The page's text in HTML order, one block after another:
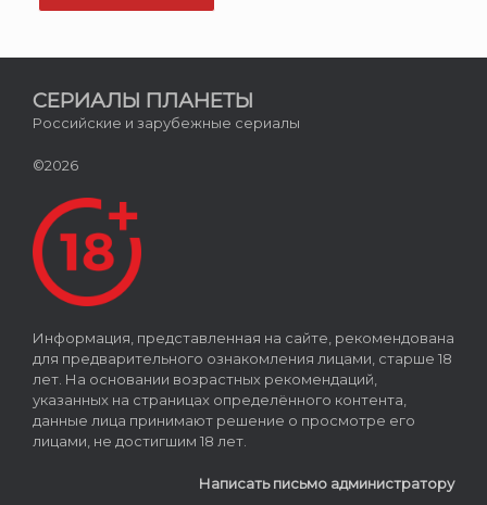
СЕРИАЛЫ ПЛАНЕТЫ
Российские и зарубежные сериалы
©2026
Информация, представленная на сайте, рекомендована
для предварительного ознакомления лицами, старше 18
лет. На основании возрастных рекомендаций,
указанных на страницах определённого контента,
данные лица принимают решение о просмотре его
лицами, не достигшим 18 лет.
Написать письмо администратору